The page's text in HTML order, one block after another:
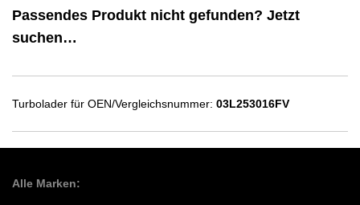
Passendes Produkt nicht gefunden? Jetzt
suchen…
Turbolader für OEN/Vergleichsnummer: 03L253016FV
Alle Marken: